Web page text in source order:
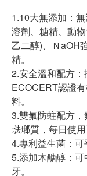
1.10大無添加：
溶劑、糖精、動
乙二醇)、ＮaOH
精。
2.安全溫和配方：
ECOCERT認證
料。
3.雙氟防蛀配方
琺瑯質，每日使用
4.專利益生菌：可
5.添加木醣醇：
牙。